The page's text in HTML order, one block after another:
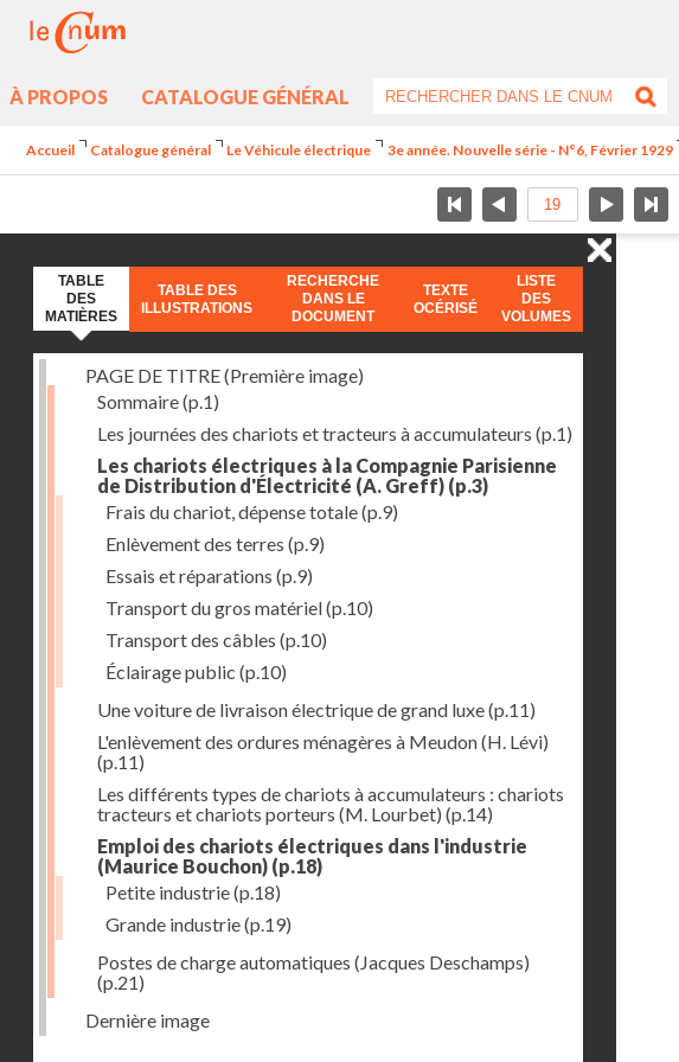
À PROPOS CATALOGUE GÉNÉRAL
Accueil Catalogue général Le Véhicule électrique 3e année. Nouvelle série - N°6, Février 1929
TABLE
DES
MATIÈRES
TABLE DES
ILLUSTRATIONS
RECHERCHE
DANS LE
DOCUMENT
TEXTE
OCÉRISÉ
LISTE
DES
VOLUMES
PAGE DE TITRE (Première image)
Sommaire(p.1)
Les journées des chariots et tracteurs à accumulateurs (p.1)
Les chariots électriques à la Compagnie Parisienne
de Distribution d'Électricité (A. Greff) (p.3)
Frais du chariot, dépense totale(p.9)
Enlèvement des terres (p.9)
Essais et réparations (p.9)
Transport du gros matériel(p.10)
Transport des câbles (p.10)
Éclairage public (p.10)
Une voiture de livraison électrique de grand luxe(p.11)
L'enlèvement des ordures ménagères à Meudon (H. Lévi)
(p.11)
Les différents types de chariots à accumulateurs : chariots
tracteurs et chariots porteurs (M. Lourbet) (p.14)
Emploi des chariots électriques dans l'industrie
(Maurice Bouchon) (p.18)
Petite industrie(p.18)
Grande industrie(p.19)
Postes de charge automatiques (Jacques Deschamps)
(p.21)
Dernière image